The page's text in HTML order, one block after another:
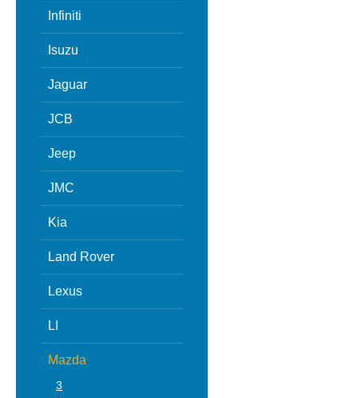
Infiniti
Isuzu
Jaguar
JCB
Jeep
JMC
Kia
Land Rover
Lexus
LI
Mazda
3